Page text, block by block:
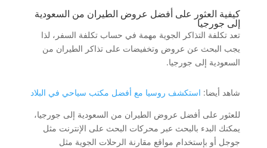
كيفية العثور على أفضل عروض الطيران من السعودية
إلى جورجيا
تعد تكلفة التذاكر الجوية مهمة في حساب تكلفة السفر، لذا
يجب البحث عن عروض وتخفيضات على تذاكر الطيران من
السعودية إلى جورجيا.
شاهد أيضا: استكشف روسيا مع أفضل مكتب سياحي في البلاد
للعثور على أفضل عروض الطيران من السعودية إلى جورجيا،
يمكنك البدء بالبحث عبر محركات البحث على الإنترنت مثل
جوجل أو بإستخدام مواقع مقارنة الرحلات الجوية مثل